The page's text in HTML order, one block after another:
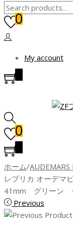
Search
for:>0
My account
0
0
0
ホーム/AUDEMARS
レプリカ オーデマ
41mm グリーン
Previous